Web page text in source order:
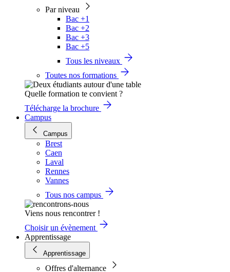
Par niveau
Bac +1
Bac +2
Bac +3
Bac +5
Tous les niveaux
Toutes nos formations
Quelle formation te convient ?
Télécharge la brochure
Campus
Campus
Brest
Caen
Laval
Rennes
Vannes
Tous nos campus
Viens nous rencontrer !
Choisir un évènement
Apprentissage
Apprentissage
Offres d'alternance